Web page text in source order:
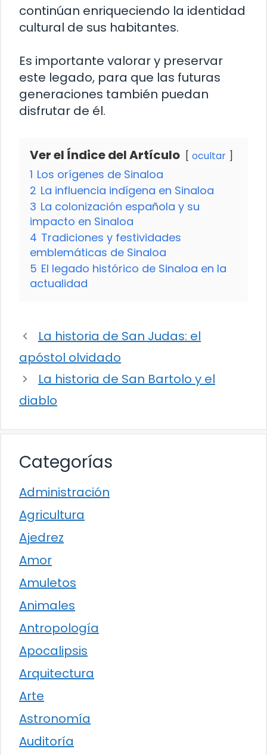
continúan enriqueciendo la identidad
cultural de sus habitantes.
Es importante valorar y preservar
este legado, para que las futuras
generaciones también puedan
disfrutar de él.
Ver el Índice del Artículo ocultar
1 Los orígenes de Sinaloa
2 La influencia indígena en Sinaloa
3 La colonización española y su
impacto en Sinaloa
4 Tradiciones y festividades
emblemáticas de Sinaloa
5 El legado histórico de Sinaloa en la
actualidad
La historia de San Judas: el
apóstol olvidado
La historia de San Bartolo y el
diablo
Categorías
Administración
Agricultura
Ajedrez
Amor
Amuletos
Animales
Antropología
Apocalipsis
Arquitectura
Arte
Astronomía
Auditoría